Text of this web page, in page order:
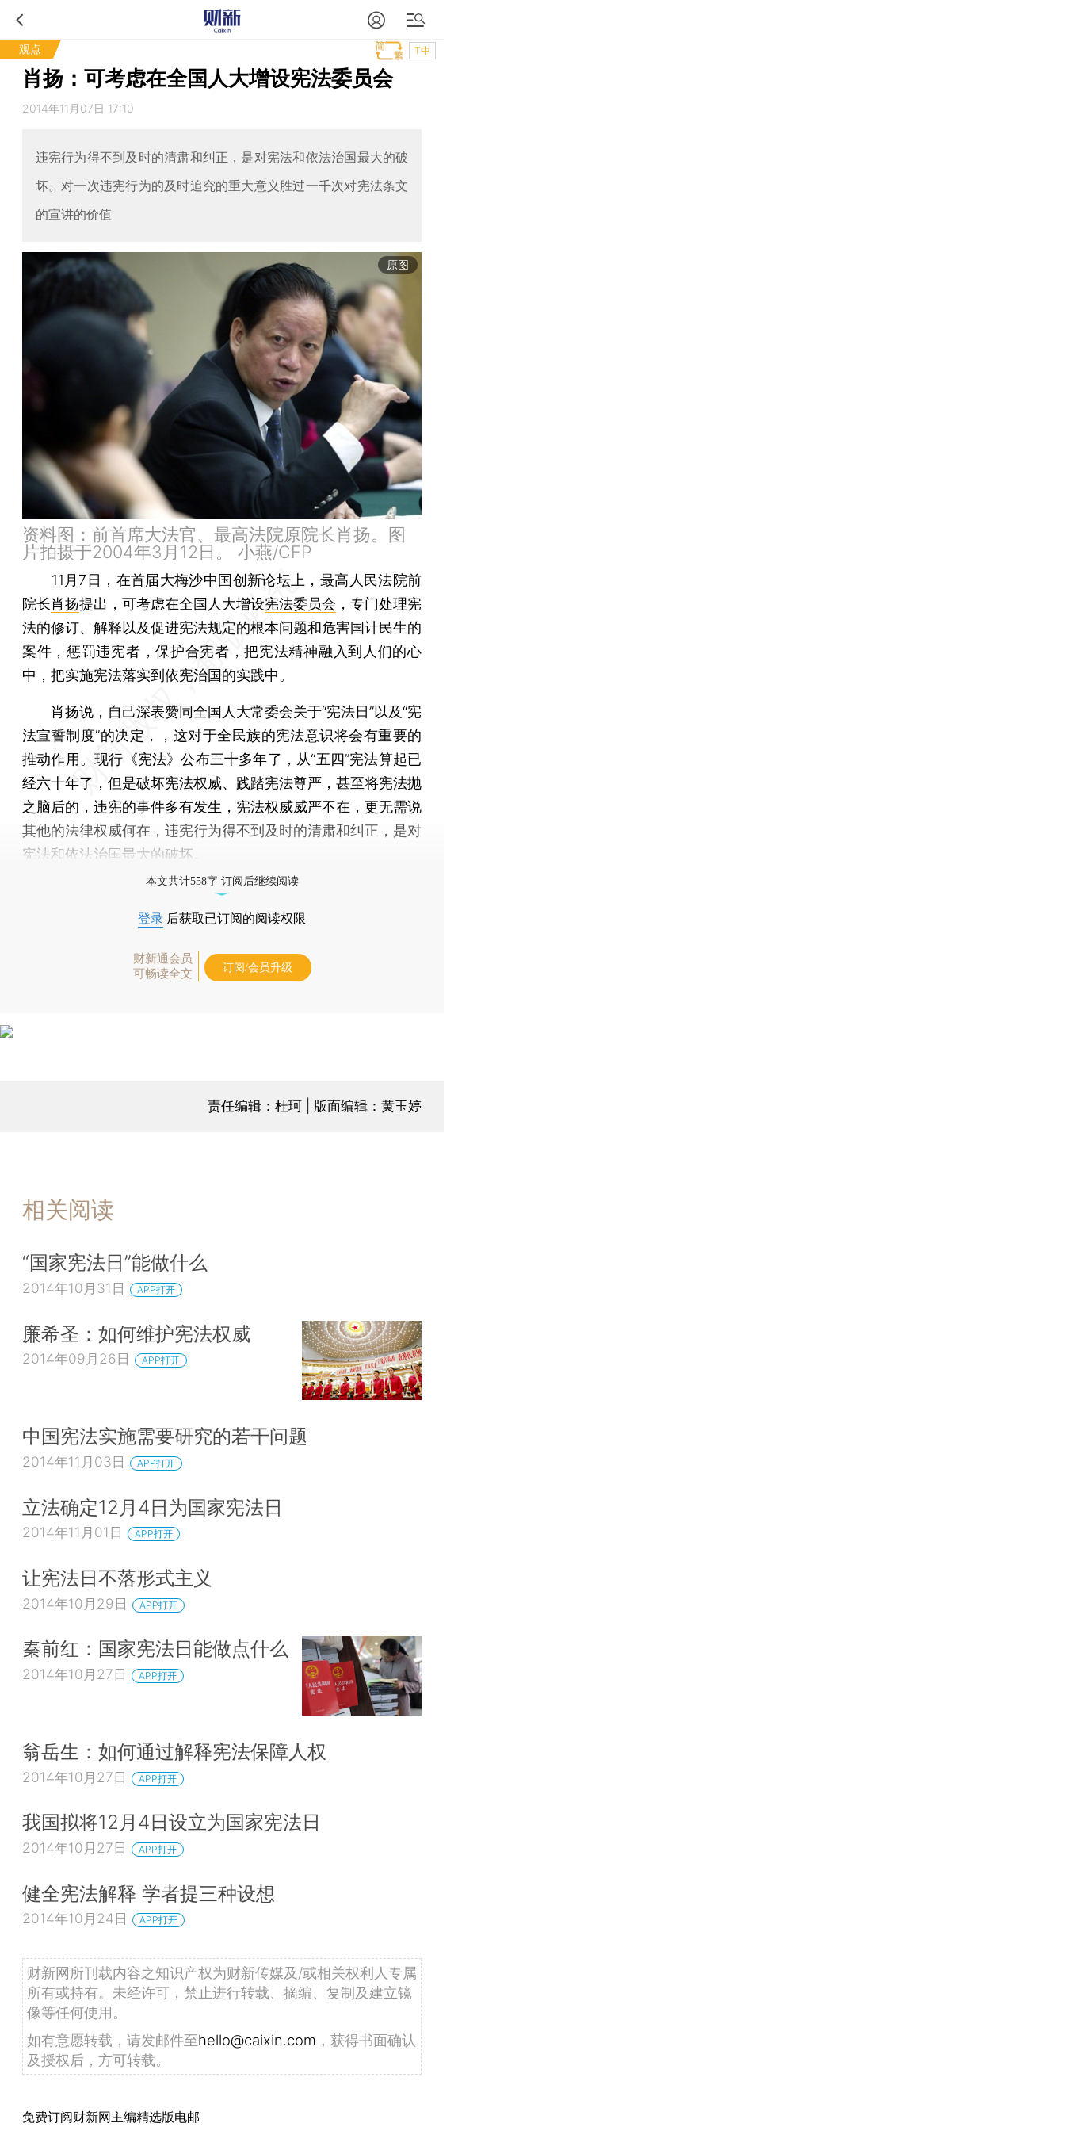
观点 T中
肖扬：可考虑在全国人大增设宪法委员会
2014年11月07日 17:10
违宪行为得不到及时的清肃和纠正，是对宪法和依法治国最大的破
坏。对一次违宪行为的及时追究的重大意义胜过一千次对宪法条文
的宣讲的价值
原图
资料图：前首席大法官、最高法院原院长肖扬。图
片拍摄于2004年3月12日。 小燕/CFP
11月7日，在首届大梅沙中国创新论坛上，最高人民法院前
院长肖扬提出，可考虑在全国人大增设宪法委员会 ，专门处理宪
法的修订、解释以及促进宪法规定的根本问题和危害国计民生的
案件，惩罚违宪者，保护合宪者，把宪法精神融入到人们的心
中，把实施宪法落实到依宪治国的实践中。
肖扬说，自己深表赞同全国人大常委会关于“宪法日”以及“宪
法宣誓制度”的决定，，这对于全民族的宪法意识将会有重要的
推动作用。现行《宪法》公布三十多年了，从“五四”宪法算起已
经六十年了，但是破坏宪法权威、践踏宪法尊严，甚至将宪法抛
之脑后的，违宪的事件多有发生，宪法权威威严不在，更无需说
其他的法律权威何在，违宪行为得不到及时的清肃和纠正，是对
宪法和依法治国最大的破坏。
本文共计558字 订阅后继续阅读
登录 后获取已订阅的阅读权限
财新通会员
可畅读全文
订阅/会员升级
责任编辑：杜珂 | 版面编辑：黄玉婷
相关阅读
“国家宪法日”能做什么
2014年10月31日 APP打开
廉希圣：如何维护宪法权威
2014年09月26日 APP打开
中国宪法实施需要研究的若干问题
2014年11月03日 APP打开
立法确定12月4日为国家宪法日
2014年11月01日 APP打开
让宪法日不落形式主义
2014年10月29日 APP打开
秦前红：国家宪法日能做点什么
2014年10月27日 APP打开
翁岳生：如何通过解释宪法保障人权
2014年10月27日 APP打开
我国拟将12月4日设立为国家宪法日
2014年10月27日 APP打开
健全宪法解释 学者提三种设想
2014年10月24日 APP打开
财新网所刊载内容之知识产权为财新传媒及/或相关权利人专属
所有或持有。未经许可，禁止进行转载、摘编、复制及建立镜
像等任何使用。
如有意愿转载，请发邮件至hello@caixin.com ，获得书面确认
及授权后，方可转载。
免费订阅财新网主编精选版电邮